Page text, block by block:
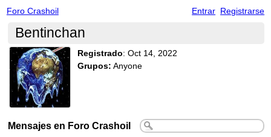
Foro Crashoil Entrar Registrarse
Bentinchan
Registrado: Oct 14, 2022
Grupos: Anyone
Mensajes en Foro Crashoil